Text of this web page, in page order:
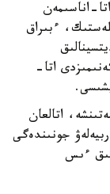
اناسىمەن
ءبىراق
اتا-
اتالعان
جونىندەگى
ءىس